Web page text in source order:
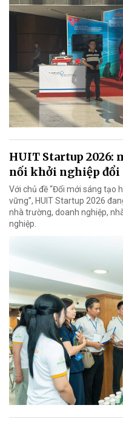
HUIT Startup 2026:
nối khởi nghiệp đổi
Với chủ đề “Đổi mới sáng tạo
vững”, HUIT Startup 2026
nhà trường, doanh nghiệp,
nghiệp.